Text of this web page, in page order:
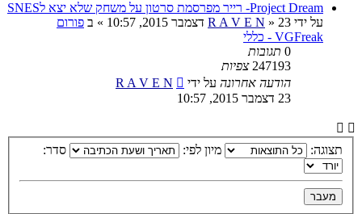
Project Dream- רייר מפרסמת סרטון על משחק שלא יצא לSNES
על ידי
R A V E N » 23 דצמבר 2015, 10:57 » ב פורום
VGFreak - כללי
0 תגובות
247193 צפיות
הודעה אחרונה על ידי
R A V E N
23 דצמבר 2015, 10:57
תצוגה: מיון לפי: סדר: